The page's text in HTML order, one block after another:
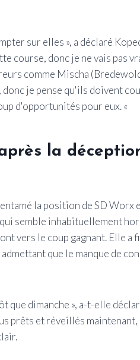
sur elles », a déclaré
course, donc je ne vais pas
comme Mischa
donc je pense qu'ils doivent
d'opportunités pour eux. «
la
la position de SD
semble inhabituellement
vers le coup gagnant. Elle a
que le manque de
que dimanche », a-t-elle
prêts et réveillés